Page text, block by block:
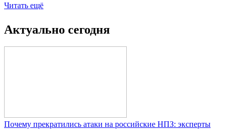
Читать ещё
Актуально сегодня
Почему прекратились атаки на российские НПЗ: эксперты